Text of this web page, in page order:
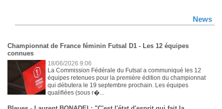
News
Championnat de France féminin Futsal D1 - Les 12 équipes
connues
18/06/2026 9:06
La Commission Fédérale du Futsal a communiqué les 12
équipes retenues pour la première édition du championnat
qui débutera le 19 septembre prochain. Les équipes
qualifiées (sous r�...